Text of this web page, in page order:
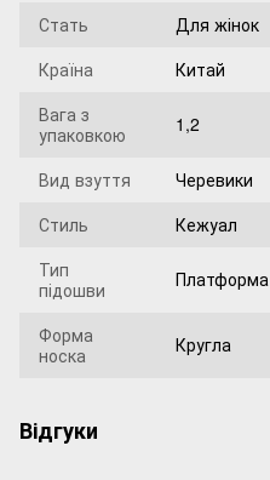
Стать
Для жінок
Країна
Китай
Вага з
упаковкою
1,2
Вид взуття
Черевики
Стиль
Кежуал
Тип
підошви
Платформа
Форма
носка
Кругла
Відгуки